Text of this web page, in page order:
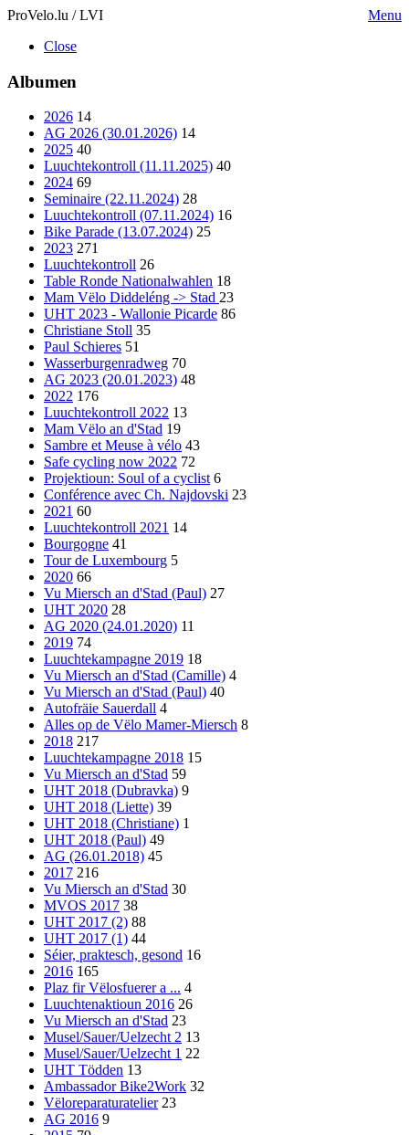
ProVelo.lu / LVI
Menu
Close
Albumen
2026 14
AG 2026 (30.01.2026) 14
2025 40
Luuchtekontroll (11.11.2025) 40
2024 69
Seminaire (22.11.2024) 28
Luuchtekontroll (07.11.2024) 16
Bike Parade (13.07.2024) 25
2023 271
Luuchtekontroll 26
Table Ronde Nationalwahlen 18
Mam Vëlo Diddeléng -> Stad 23
UHT 2023 - Wallonie Picarde 86
Christiane Stoll 35
Paul Schieres 51
Wasserburgenradweg 70
AG 2023 (20.01.2023) 48
2022 176
Luuchtekontroll 2022 13
Mam Vëlo an d'Stad 19
Sambre et Meuse à vélo 43
Safe cycling now 2022 72
Projektioun: Soul of a cyclist 6
Conférence avec Ch. Najdovski 23
2021 60
Luuchtekontroll 2021 14
Bourgogne 41
Tour de Luxembourg 5
2020 66
Vu Miersch an d'Stad (Paul) 27
UHT 2020 28
AG 2020 (24.01.2020) 11
2019 74
Luuchtekampagne 2019 18
Vu Miersch an d'Stad (Camille) 4
Vu Miersch an d'Stad (Paul) 40
Autofräie Sauerdall 4
Alles op de Vëlo Mamer-Miersch 8
2018 217
Luuchtekampagne 2018 15
Vu Miersch an d'Stad 59
UHT 2018 (Dubravka) 9
UHT 2018 (Liette) 39
UHT 2018 (Christiane) 1
UHT 2018 (Paul) 49
AG (26.01.2018) 45
2017 216
Vu Miersch an d'Stad 30
MVOS 2017 38
UHT 2017 (2) 88
UHT 2017 (1) 44
Séier, praktesch, gesond 16
2016 165
Plaz fir Vëlosfuerer a ... 4
Luuchtenaktioun 2016 26
Vu Miersch an d'Stad 23
Musel/Sauer/Uelzecht 2 13
Musel/Sauer/Uelzecht 1 22
UHT Tödden 13
Ambassador Bike2Work 32
Vëloreparaturatelier 23
AG 2016 9